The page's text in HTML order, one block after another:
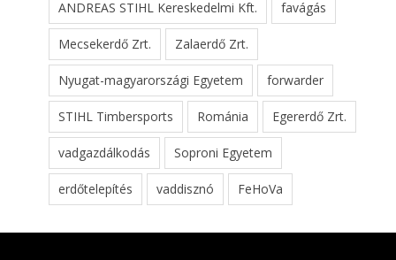
ANDREAS STIHL Kereskedelmi Kft. favágás
Mecsekerdő Zrt. Zalaerdő Zrt.
Nyugat-magyarországi Egyetem forwarder
STIHL Timbersports Románia Egererdő Zrt.
vadgazdálkodás Soproni Egyetem
erdőtelepítés vaddisznó FeHoVa